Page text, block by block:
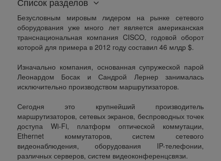
Безусловным мировым лидером на рынке сетевого
оборудования уже много лет является американская
транснациональная компания CISCO, годовой оборот
которой для примера в 2012 году составил 46 млдр $.
Изначально компания, основанная супружеской парой
Леонардом Босак и Сандрой Лернер занималась
исключительно производством маршрутизаторов.
Сегодня это крупнейший производитель
маршрутизаторов, сетевых экранов, беспроводных точек
доступа Wi-Fi, платформ оптической коммутации,
Ethernet коммутаторов, систем сетевого
видеонаблюдения, оборудования IP-телефонии,
различных серверов, систем видеоконференцсвязи.